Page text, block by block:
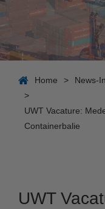
Home >
News-
>
UWT Vacature:
Containerbalie
UWT